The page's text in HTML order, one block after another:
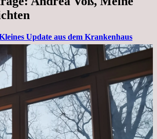
Update aus dem Krankenhaus